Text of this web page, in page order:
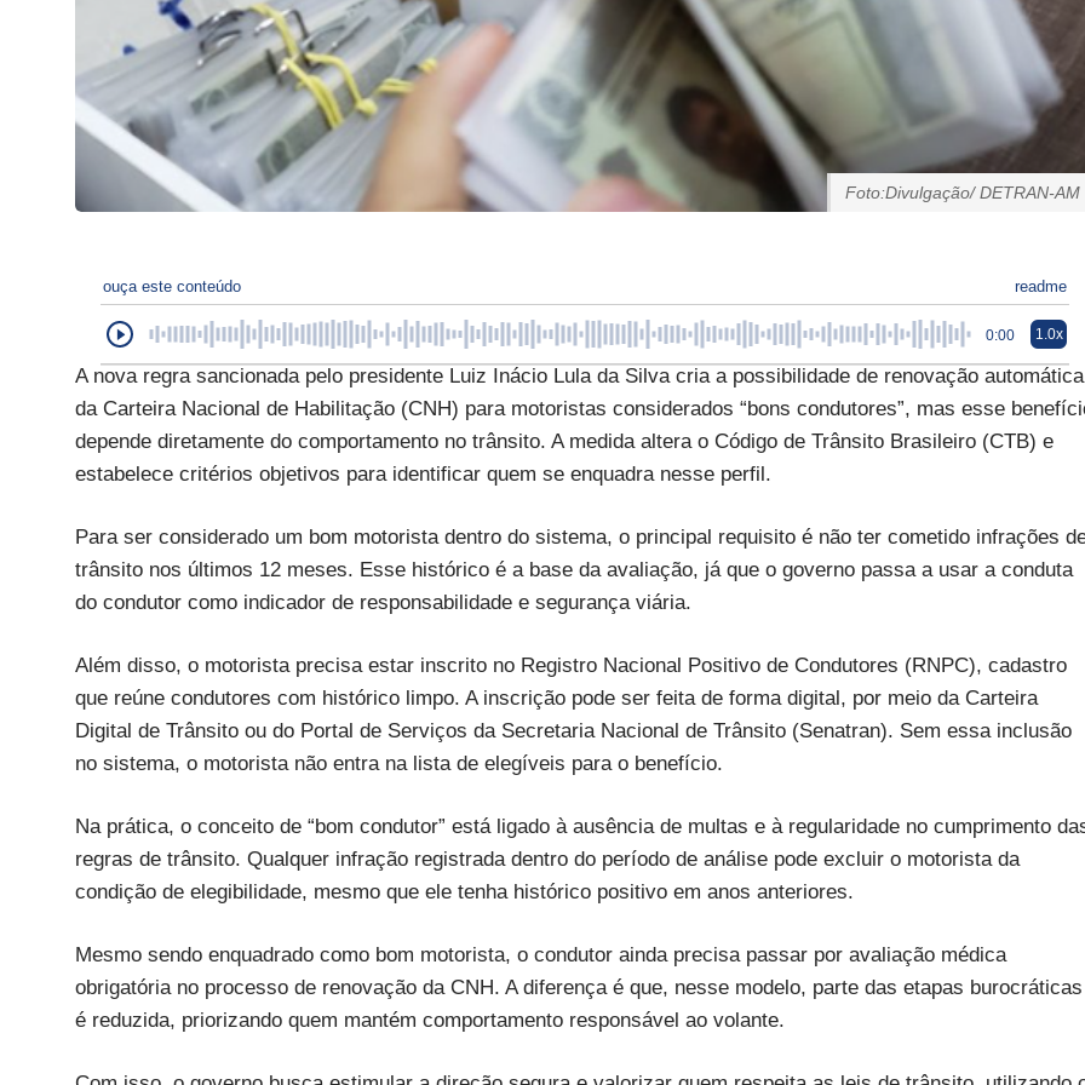
Foto:Divulgação/ DETRAN-AM
ouça este conteúdo readme
0:00 1.0x
A nova regra sancionada pelo presidente Luiz Inácio Lula da Silva cria a possibilidade de renovação automática
da Carteira Nacional de Habilitação (CNH) para motoristas considerados “bons condutores”, mas esse
depende diretamente do comportamento no trânsito. A medida altera o Código de Trânsito Brasileiro (CTB) e
estabelece critérios objetivos para identificar quem se enquadra nesse perfil.
Para ser considerado um bom motorista dentro do sistema, o principal requisito é não ter cometido infrações
trânsito nos últimos 12 meses. Esse histórico é a base da avaliação, já que o governo passa a usar a conduta
do condutor como indicador de responsabilidade e segurança viária.
Além disso, o motorista precisa estar inscrito no Registro Nacional Positivo de Condutores (RNPC), cadastro
que reúne condutores com histórico limpo. A inscrição pode ser feita de forma digital, por meio da Carteira
Digital de Trânsito ou do Portal de Serviços da Secretaria Nacional de Trânsito (Senatran). Sem essa inclusão
no sistema, o motorista não entra na lista de elegíveis para o benefício.
Na prática, o conceito de “bom condutor” está ligado à ausência de multas e à regularidade no cumprimento
regras de trânsito. Qualquer infração registrada dentro do período de análise pode excluir o motorista da
condição de elegibilidade, mesmo que ele tenha histórico positivo em anos anteriores.
Mesmo sendo enquadrado como bom motorista, o condutor ainda precisa passar por avaliação médica
obrigatória no processo de renovação da CNH. A diferença é que, nesse modelo, parte das etapas burocráticas
é reduzida, priorizando quem mantém comportamento responsável ao volante.